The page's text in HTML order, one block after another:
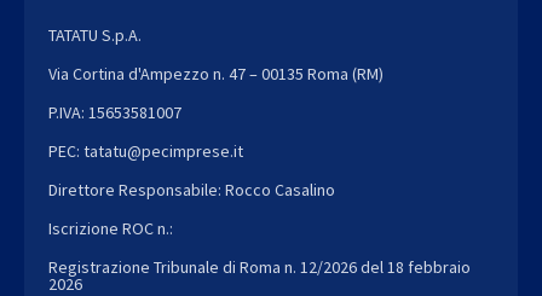
TATATU S.p.A.
Via Cortina d'Ampezzo n. 47 – 00135 Roma (RM)
P.IVA: 15653581007
PEC: tatatu@pecimprese.it
Direttore Responsabile: Rocco Casalino
Iscrizione ROC n.:
Registrazione Tribunale di Roma n. 12/2026 del 18 febbraio
2026